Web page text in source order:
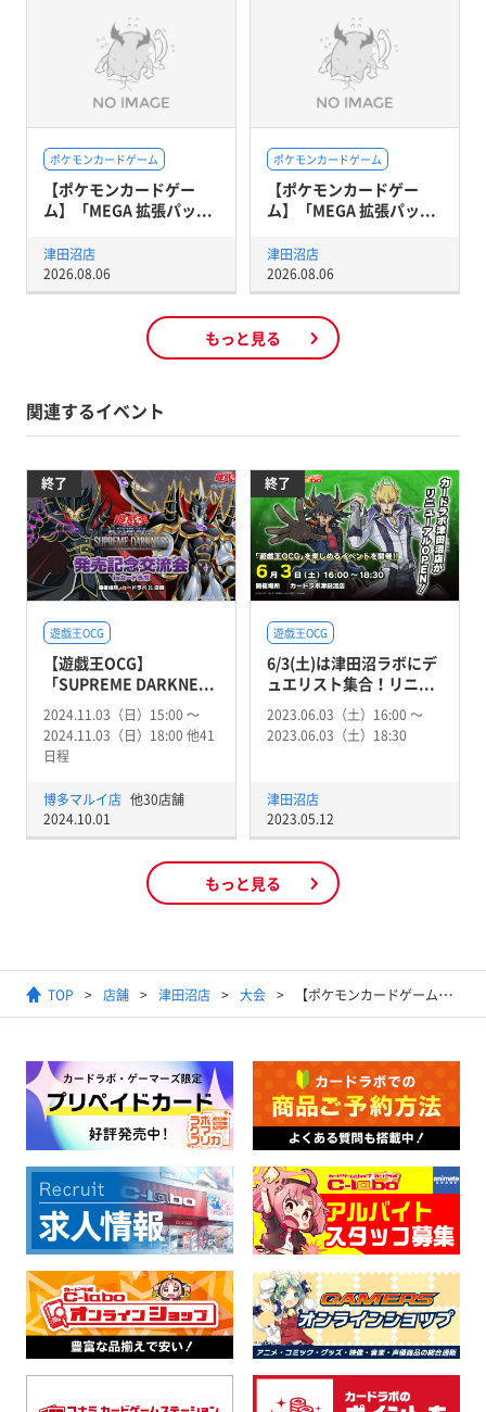
ポケモンカードゲーム
【ポケモンカードゲー
ム】「MEGA 拡張パッ...
津田沼店
2026.08.06
ポケモンカードゲーム
【ポケモンカードゲー
ム】「MEGA 拡張パッ...
津田沼店
2026.08.06
もっと見る
関連するイベント
終了
遊戯王OCG
【遊戯王OCG】
「SUPREME DARKNE...
2024.11.03（日）15:00 〜
2024.11.03（日）18:00 他41
日程
博多マルイ店 他30店舗
2024.10.01
終了
遊戯王OCG
6/3(土)は津田沼ラボにデ
ュエリスト集合！リニ...
2023.06.03（土）16:00 〜
2023.06.03（土）18:30
津田沼店
2023.05.12
もっと見る
TOP 店舗 津田沼店 大会 【ポケモンカードゲーム】エクストラバトルの日